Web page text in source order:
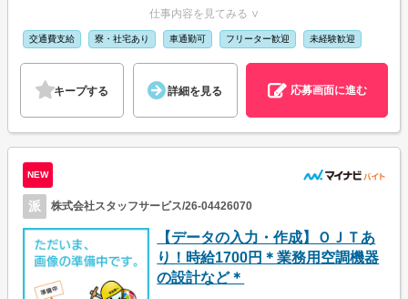
仕事内容を見てみる ∨
交通費支給 寮・社宅あり 車通勤可 フリーター歓迎 未経験歓迎
キープする 詳細を見る 応募画面に進む
NEW
派 株式会社スタッフサービス/26-04426070
【データの入力・作成】ＯＪＴあ
り！時給1700円＊業務用空調機器
の設計など＊